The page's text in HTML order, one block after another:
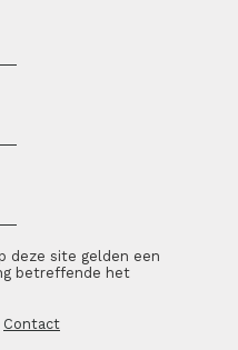
deze site gelden een
betreffende het
Contact